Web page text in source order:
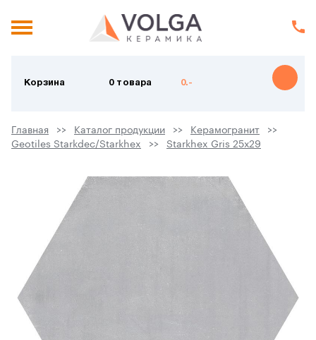
Корзина 0 товара 0.-
Главная Каталог продукции
Керамогранит
Geotiles Starkdec/Starkhex
Starkhex Gris 25х29